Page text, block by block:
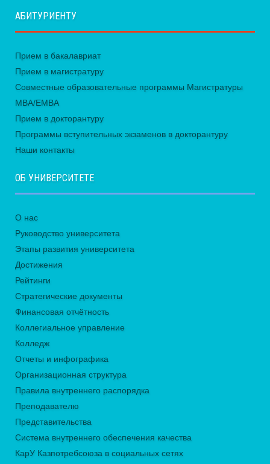
АБИТУРИЕНТУ
Прием в бакалавриат
Прием в магистратуру
Совместные образовательные программы Магистратуры
MBA/EMBA
Прием в докторантуру
Программы вступительных экзаменов в докторантуру
Наши контакты
ОБ УНИВЕРСИТЕТЕ
О нас
Руководство университета
Этапы развития университета
Достижения
Рейтинги
Стратегические документы
Финансовая отчётность
Коллегиальное управление
Колледж
Отчеты и инфографика
Организационная структура
Правила внутреннего распорядка
Преподавателю
Представительства
Система внутреннего обеспечения качества
КарУ Казпотребсоюза в социальных сетях